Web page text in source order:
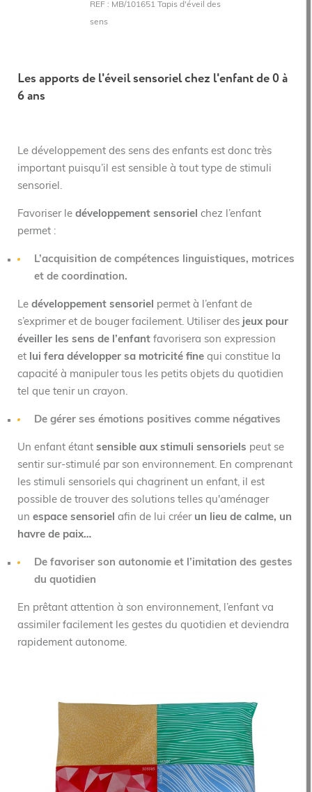
REF : MB/101651 Tapis d'éveil des
sens
Les apports de l'éveil sensoriel chez l'enfant de 0 à
6 ans
Le développement des sens des enfants est donc très
important puisqu’il est sensible à tout type de stimuli
sensoriel.
Favoriser le développement sensoriel chez l’enfant
permet :
L’acquisition de compétences linguistiques, motrices
et de coordination.
Le développement sensoriel permet à l’enfant de
s’exprimer et de bouger facilement. Utiliser des jeux pour
éveiller les sens de l’enfant favorisera son expression
et lui fera développer sa motricité fine qui constitue la
capacité à manipuler tous les petits objets du quotidien
tel que tenir un crayon.
De gérer ses émotions positives comme négatives
Un enfant étant sensible aux stimuli sensoriels peut se
sentir sur-stimulé par son environnement. En comprenant
les stimuli sensoriels qui chagrinent un enfant, il est
possible de trouver des solutions telles qu'aménager
un espace sensoriel afin de lui créer un lieu de calme, un
havre de paix…
De favoriser son autonomie et l’imitation des gestes
du quotidien
En prêtant attention à son environnement, l’enfant va
assimiler facilement les gestes du quotidien et deviendra
rapidement autonome.